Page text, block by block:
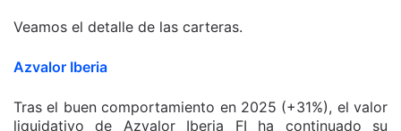
Veamos el detalle de las carteras.
Azvalor Iberia
Tras el buen comportamiento en 2025 (+31%), el valor
liquidativo de Azvalor Iberia FI ha continuado su